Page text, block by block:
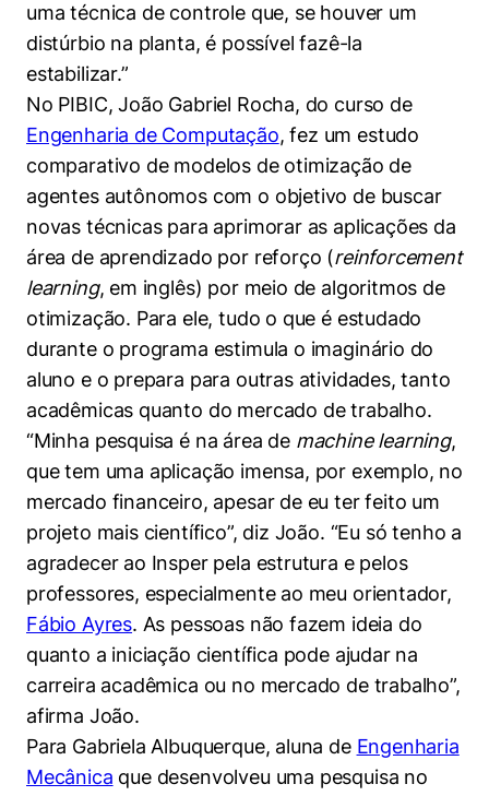
uma técnica de controle que, se houver um
distúrbio na planta, é possível fazê-la
estabilizar.”
No PIBIC, João Gabriel Rocha, do curso de
Engenharia de Computação, fez um estudo
comparativo de modelos de otimização de
agentes autônomos com o objetivo de buscar
novas técnicas para aprimorar as aplicações da
área de aprendizado por reforço (reinforcement
learning, em inglês) por meio de algoritmos de
otimização. Para ele, tudo o que é estudado
durante o programa estimula o imaginário do
aluno e o prepara para outras atividades, tanto
acadêmicas quanto do mercado de trabalho.
“Minha pesquisa é na área de machine learning,
que tem uma aplicação imensa, por exemplo, no
mercado financeiro, apesar de eu ter feito um
projeto mais científico”, diz João. “Eu só tenho a
agradecer ao Insper pela estrutura e pelos
professores, especialmente ao meu orientador,
Fábio Ayres. As pessoas não fazem ideia do
quanto a iniciação científica pode ajudar na
carreira acadêmica ou no mercado de trabalho”,
afirma João.
Para Gabriela Albuquerque, aluna de Engenharia
Mecânica que desenvolveu uma pesquisa no